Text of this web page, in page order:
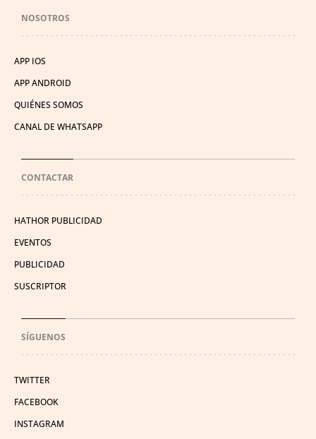
NOSOTROS
APP IOS
APP ANDROID
QUIÉNES SOMOS
CANAL DE WHATSAPP
CONTACTAR
HATHOR PUBLICIDAD
EVENTOS
PUBLICIDAD
SUSCRIPTOR
SÍGUENOS
TWITTER
FACEBOOK
INSTAGRAM